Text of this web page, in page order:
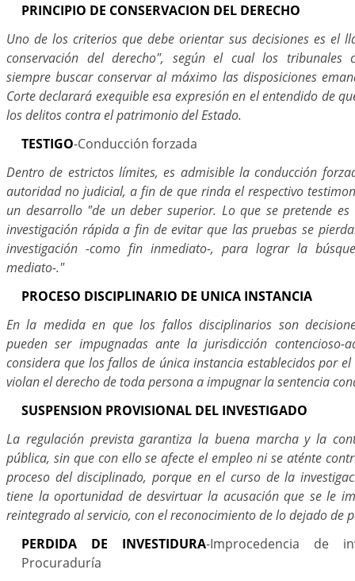
PRINCIPIO DE CONSERVACION DEL DERECHO
Uno de los criterios que debe orientar sus decisiones es el
conservación del derecho", según el cual los tribunales
siempre buscar conservar al máximo las disposiciones
Corte declarará exequible esa expresión en el entendido de
los delitos contra el patrimonio del Estado.
TESTIGO-Conducción forzada
Dentro de estrictos límites, es admisible la conducción
autoridad no judicial, a fin de que rinda el respectivo
un desarrollo "de un deber superior. Lo que se pretende
investigación rápida a fin de evitar que las pruebas se
investigación -como fin inmediato-, para lograr la
mediato-."
PROCESO DISCIPLINARIO DE UNICA INSTANCIA
En la medida en que los fallos disciplinarios son
pueden ser impugnadas ante la jurisdicción contencioso-
considera que los fallos de única instancia establecidos por
violan el derecho de toda persona a impugnar la sentencia
SUSPENSION PROVISIONAL DEL INVESTIGADO
La regulación prevista garantiza la buena marcha y la
pública, sin que con ello se afecte el empleo ni se aténte
proceso del disciplinado, porque en el curso de la
tiene la oportunidad de desvirtuar la acusación que se le
reintegrado al servicio, con el reconocimiento de lo dejado de
PERDIDA DE INVESTIDURA-Improcedencia de
Procuraduría